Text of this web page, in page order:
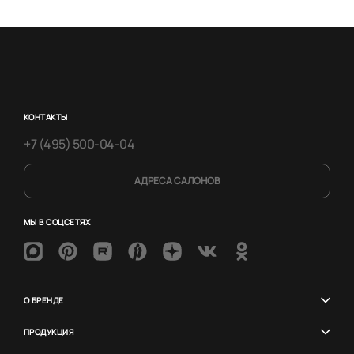
КОНТАКТЫ
+7 (495) 500-04-04
АДРЕСА САЛОНОВ
МЫ В СОЦСЕТЯХ
О БРЕНДЕ
ПРОДУКЦИЯ